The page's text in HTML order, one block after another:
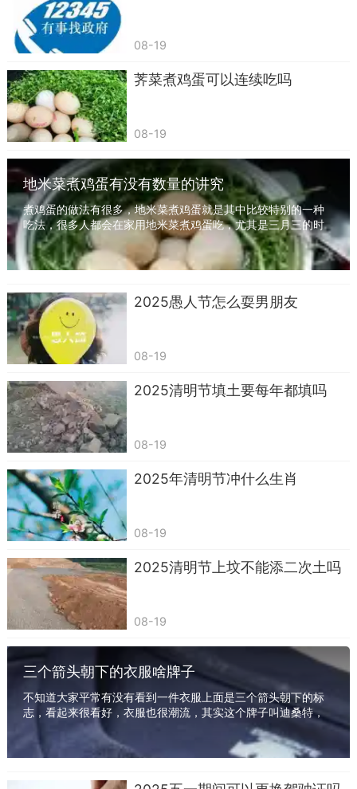
中秋节后天气有什么变化
中秋节后，天气的主要变化是逐渐转凉。这是
由于秋季的到来，气温开始逐渐下降，尤其是在北
方地区，昼夜温差逐渐增大，人们会明显感觉到天
虎”的天气现象，但整体上也会逐渐步入秋季的凉
爽。
此外，中秋节后的天气还可能受到其他因素的
影响，如降雨、大风等。在一些地区，中秋节后可
能会出现阵雨或持续性的降雨天气，甚至有时会出
现大风、雷暴等恶劣天气。因此，出行或进行户外
活动时，建议关注当地的天气预报，做好相应的准
备。
总的来说，中秋节后天气的主要趋势是变凉，
但具体的天气变化还需根据当地的气象预报来确
定。同时，由于天气变化可能会影响人们的健康和
生活，因此建议根据天气变化及时调整衣物和生活
习惯
08-19
荠菜煮鸡蛋可以连续吃吗
08-19
地米菜煮鸡蛋有没有数量的讲究
煮鸡蛋的做法有很多，地米菜煮鸡蛋就是其中比较特别的一种
吃法，很多人都会在家用地米菜煮鸡蛋吃，尤其是三月三的时
候。地米菜煮鸡蛋在数量上是有讲究的，一般都...
2025​愚人节怎么耍男朋友
08-19
2025清明节填土要每年都填吗
08-19
2025年清明节冲什么生肖
08-19
2025清明节上坟不能添二次土吗
08-19
三个箭头朝下的衣服啥牌子
不知道大家平常有没有看到一件衣服上面是三个箭头朝下的标
志，看起来很看好，衣服也很潮流，其实这个牌子叫迪桑特，
是来自日本的服饰品牌，下面就和小编一起来具...